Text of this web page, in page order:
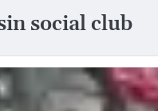
social club